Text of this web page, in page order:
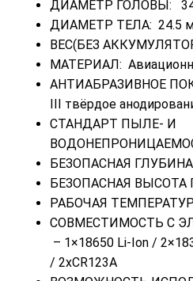
ДИАМЕТР ГОЛОВЫ:
ДИАМЕТР ТЕЛА: 24.5
ВЕС(БЕЗ
МАТЕРИАЛ:
АНТИАБРАЗИВНОЕ
III твёрдое
СТАНДАРТ ПЫЛЕ- И
БЕЗОПАСНАЯ
БЕЗОПАСНАЯ ВЫСОТА
РАБОЧАЯ
СОВМЕСТИМОСТЬ С
– 1×18650 Li-Ion /
/ 2xCR123A